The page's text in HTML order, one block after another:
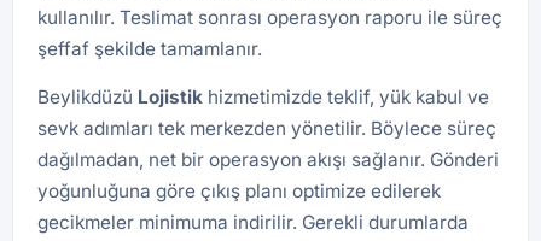
kullanılır. Teslimat sonrası operasyon raporu ile süreç
şeffaf şekilde tamamlanır.
Beylikdüzü Lojistik hizmetimizde teklif, yük kabul ve
sevk adımları tek merkezden yönetilir. Böylece süreç
dağılmadan, net bir operasyon akışı sağlanır. Gönderi
yoğunluğuna göre çıkış planı optimize edilerek
gecikmeler minimuma indirilir. Gerekli durumlarda